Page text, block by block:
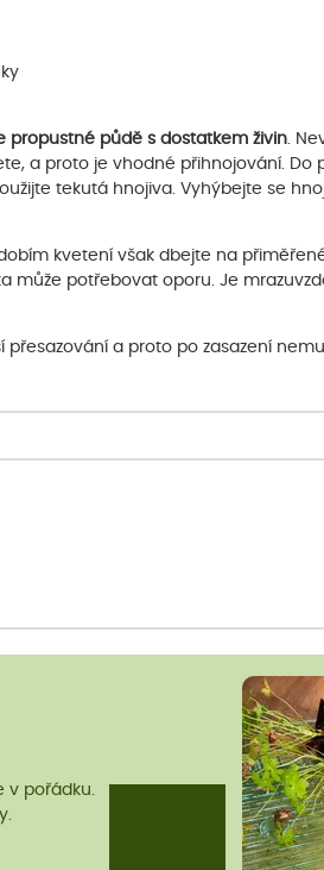
propustné půdě s dostatkem živin.
a proto je vhodné přihnojování. Do
tekutá hnojiva. Vyhýbejte se
kvetení však dbejte na
může potřebovat oporu. Je
a proto po zasazení
v pořádku.